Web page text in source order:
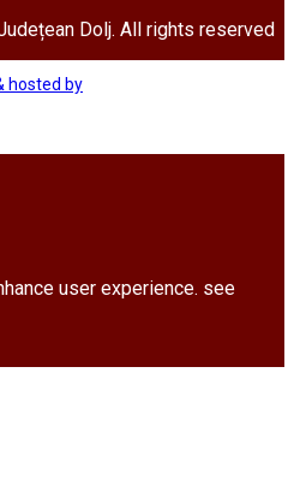
Dolj. All rights reserved
hosted by
user experience. see